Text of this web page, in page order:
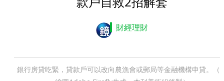
財經理財
銀行房貸吃緊，貸款戶可以改向農漁會或郵局等金融機構申貸。（